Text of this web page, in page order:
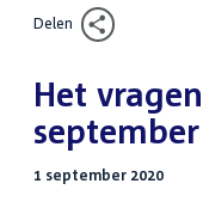
Delen
Het
september
1 september 2020